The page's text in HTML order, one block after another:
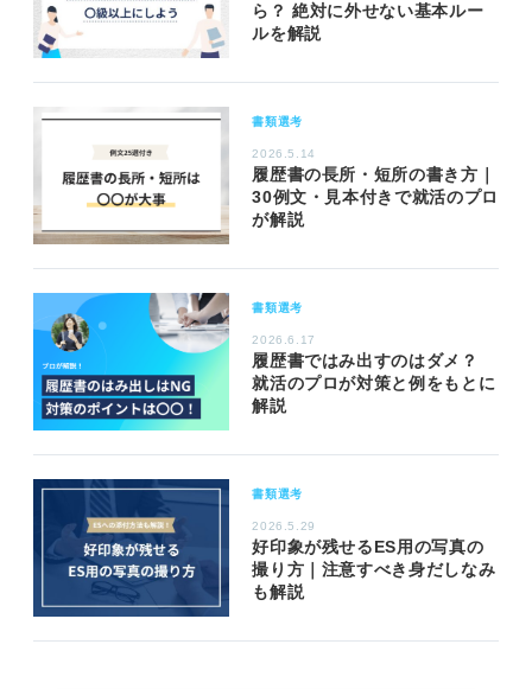
ら？ 絶対に外せない基本ルー
ルを解説
書類選考
2026.5.14
履歴書の長所・短所の書き方｜
30例文・見本付きで就活のプロ
が解説
書類選考
2026.6.17
履歴書ではみ出すのはダメ？
就活のプロが対策と例をもとに
解説
書類選考
2026.5.29
好印象が残せるES用の写真の
撮り方｜注意すべき身だしなみ
も解説